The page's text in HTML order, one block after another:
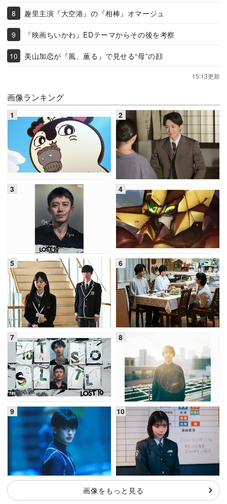
趣里主演『大空港』の『相棒』オマージュ
『映画ちいかわ』EDテーマからその後を考察
美山加恋が『風、薫る』で見せる“母”の顔
15:13更新
画像ランキング
画像をもっと見る